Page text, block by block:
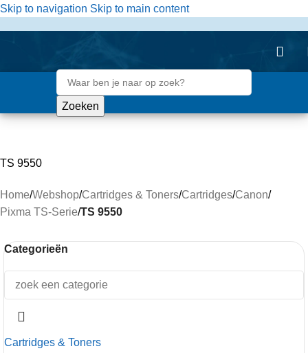
de
Skip to navigation Skip to main content
Zoeken
TS 9550
Home/Webshop/Cartridges & Toners/Cartridges/Canon/
Pixma TS-Serie/TS 9550
Categorieën
Cartridges & Toners